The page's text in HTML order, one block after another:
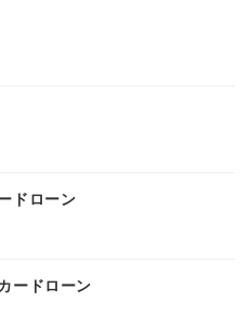
ドローン
ードローン